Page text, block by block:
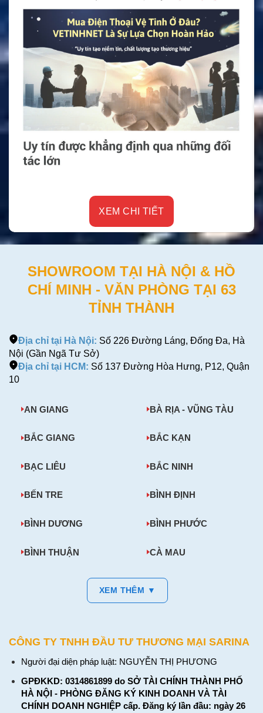
XEM CHI TIẾT
SHOWROOM TẠI HÀ NỘI & HỒ
CHÍ MINH - VĂN PHÒNG TẠI 63
TỈNH THÀNH
Địa chỉ tại Hà Nội: Số 226 Đường Láng, Đống Đa, Hà
Nội (Gần Ngã Tư Sở)
Địa chỉ tại HCM: Số 137 Đường Hòa Hưng, P12, Quận
10
AN GIANG BÀ RỊA - VŨNG TÀU
BẮC GIANG BẮC KẠN
BẠC LIÊU BẮC NINH
BẾN TRE BÌNH ĐỊNH
BÌNH DƯƠNG BÌNH PHƯỚC
BÌNH THUẬN CÀ MAU
XEM THÊM ▼
CÔNG TY TNHH ĐẦU TƯ THƯƠNG MẠI SARINA
Người đại diện pháp luật: NGUYỄN THỊ PHƯƠNG
GPĐKKD: 0314861899 do SỞ TÀI CHÍNH THÀNH PHỐ
HÀ NỘI - PHÒNG ĐĂNG KÝ KINH DOANH VÀ TÀI
CHÍNH DOANH NGHIỆP cấp. Đăng ký lần đầu: ngày 26